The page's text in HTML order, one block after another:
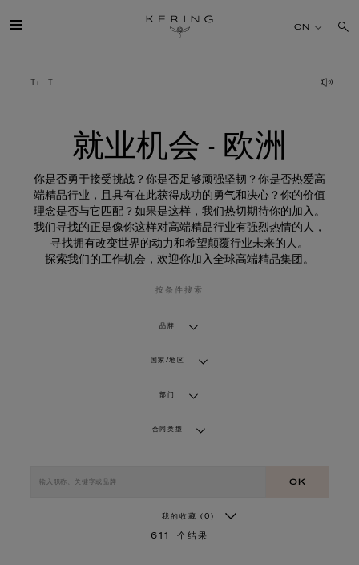
业
机
可持续发展
FINANCE
加入我们
CN
就业机会 - 欧洲
你是否勇于接受挑战？你是否足够顽强坚韧？你是否热爱高
端精品行业，且具有在此获得成功的勇气和决心？你的价值
理念是否与它匹配？如果是这样，我们热切期待你的加入。
我们寻找的正是像你这样对高端精品行业有强烈热情的人，
寻找拥有改变世界的动力和希望颠覆行业未来的人。
探索我们的工作机会，欢迎你加入全球高端精品集团。
按条件搜索
品牌
国家/地区
部门
合同类型
OK
我的收藏 (0)
611 个结果